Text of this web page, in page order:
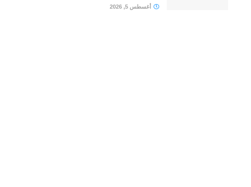
أغسطس 5, 2026